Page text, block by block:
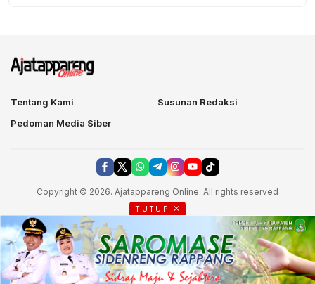
Tentang Kami
Susunan Redaksi
Pedoman Media Siber
Copyright © 2026. Ajatappareng Online. All rights reserved
TUTUP